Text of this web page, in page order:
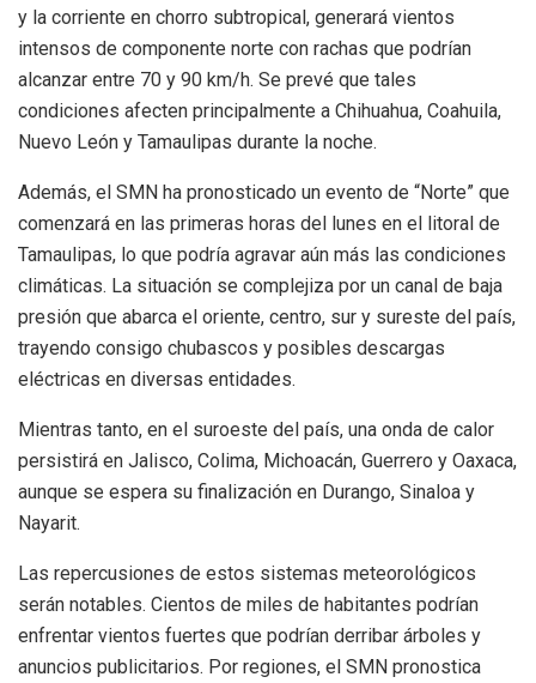
y la corriente en chorro subtropical, generará vientos
intensos de componente norte con rachas que podrían
alcanzar entre 70 y 90 km/h. Se prevé que tales
condiciones afecten principalmente a Chihuahua, Coahuila,
Nuevo León y Tamaulipas durante la noche.
Además, el SMN ha pronosticado un evento de “Norte” que
comenzará en las primeras horas del lunes en el litoral de
Tamaulipas, lo que podría agravar aún más las condiciones
climáticas. La situación se complejiza por un canal de baja
presión que abarca el oriente, centro, sur y sureste del país,
trayendo consigo chubascos y posibles descargas
eléctricas en diversas entidades.
Mientras tanto, en el suroeste del país, una onda de calor
persistirá en Jalisco, Colima, Michoacán, Guerrero y Oaxaca,
aunque se espera su finalización en Durango, Sinaloa y
Nayarit.
Las repercusiones de estos sistemas meteorológicos
serán notables. Cientos de miles de habitantes podrían
enfrentar vientos fuertes que podrían derribar árboles y
anuncios publicitarios. Por regiones, el SMN pronostica